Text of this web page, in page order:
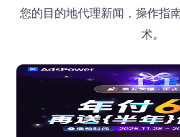
您的目的地代理新闻，操作指
术。